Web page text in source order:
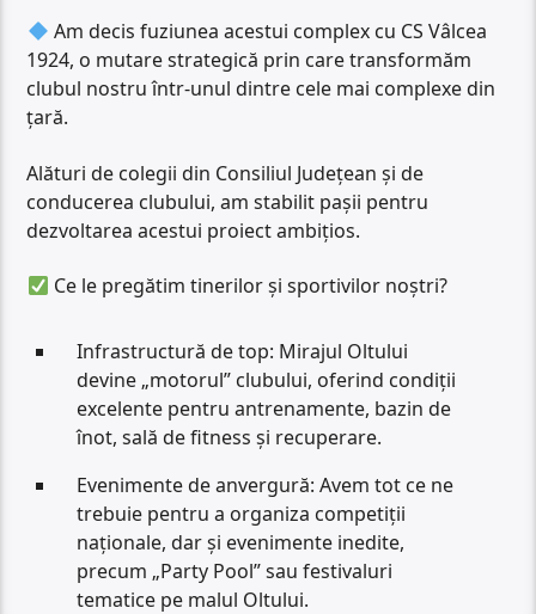
Am decis fuziunea acestui complex cu CS Vâlcea
1924, o mutare strategică prin care transformăm
clubul nostru într-unul dintre cele mai complexe din
țară.
Alături de colegii din Consiliul Județean și de
conducerea clubului, am stabilit pașii pentru
dezvoltarea acestui proiect ambițios.
Ce le pregătim tinerilor și sportivilor noștri?
Infrastructură de top: Mirajul Oltului
devine „motorul” clubului, oferind condiții
excelente pentru antrenamente, bazin de
înot, sală de fitness și recuperare.
​Evenimente de anvergură: Avem tot ce ne
trebuie pentru a organiza competiții
naționale, dar și evenimente inedite,
precum „Party Pool” sau festivaluri
tematice pe malul Oltului.